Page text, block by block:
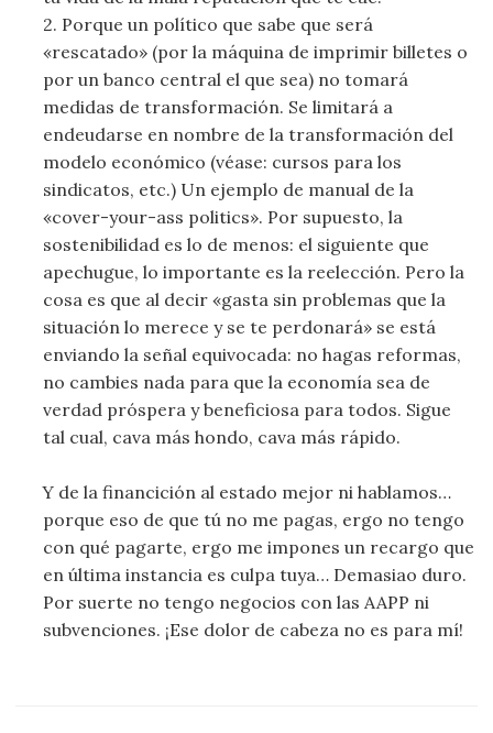
2. Porque un político que sabe que será
«rescatado» (por la máquina de imprimir billetes o
por un banco central el que sea) no tomará
medidas de transformación. Se limitará a
endeudarse en nombre de la transformación del
modelo económico (véase: cursos para los
sindicatos, etc.) Un ejemplo de manual de la
«cover-your-ass politics». Por supuesto, la
sostenibilidad es lo de menos: el siguiente que
apechugue, lo importante es la reelección. Pero la
cosa es que al decir «gasta sin problemas que la
situación lo merece y se te perdonará» se está
enviando la señal equivocada: no hagas reformas,
no cambies nada para que la economía sea de
verdad próspera y beneficiosa para todos. Sigue
tal cual, cava más hondo, cava más rápido.
Y de la financición al estado mejor ni hablamos…
porque eso de que tú no me pagas, ergo no tengo
con qué pagarte, ergo me impones un recargo que
en última instancia es culpa tuya… Demasiao duro.
Por suerte no tengo negocios con las AAPP ni
subvenciones. ¡Ese dolor de cabeza no es para mí!